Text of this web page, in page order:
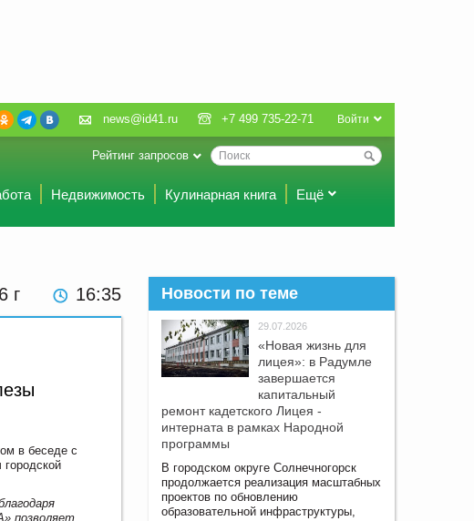
Войти
news@id41.ru +7 499 735-22-71
Рейтинг запросов
Недвижимость Кулинарная книга Ещё
г 16:35
в беседе с
позволяет
Новости по теме
29.07.2026
«Новая жизнь для
лицея»: в Радумле
завершается
капитальный
ремонт кадетского Лицея -
интерната в рамках Народной
программы
В городском округе Солнечногорск
продолжается реализация масштабных
проектов по обновлению
образовательной инфраструктуры,